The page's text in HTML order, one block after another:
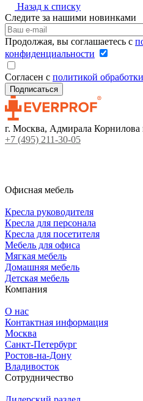
Назад к списку
Следите за нашими новинками
Продолжая, вы соглашаетесь с
конфиденциальности
Согласен с политикой
г. Москва, Адмирала Корнилова
+7 (495) 211-30-05
Офисная мебель
Кресла руководителя
Кресла для персонала
Кресла для посетителя
Мебель для офиса
Мягкая мебель
Домашняя мебель
Детская мебель
Компания
О нас
Контактная информация
Москва
Санкт-Петербург
Ростов-на-Дону
Владивосток
Сотрудничество